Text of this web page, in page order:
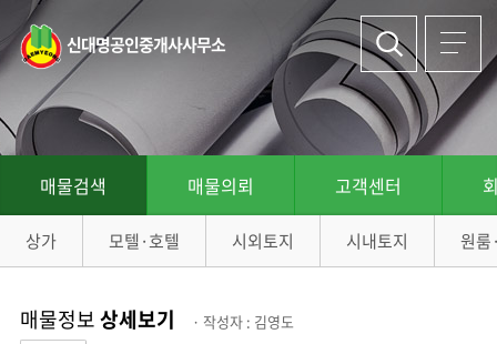
신대명공인중개사사무소
매물검색 매물의뢰 고객센터
상가 모텔·호텔 시외토지 시내토지 원룸
매물정보상세보기 · 작성자 : 김영도